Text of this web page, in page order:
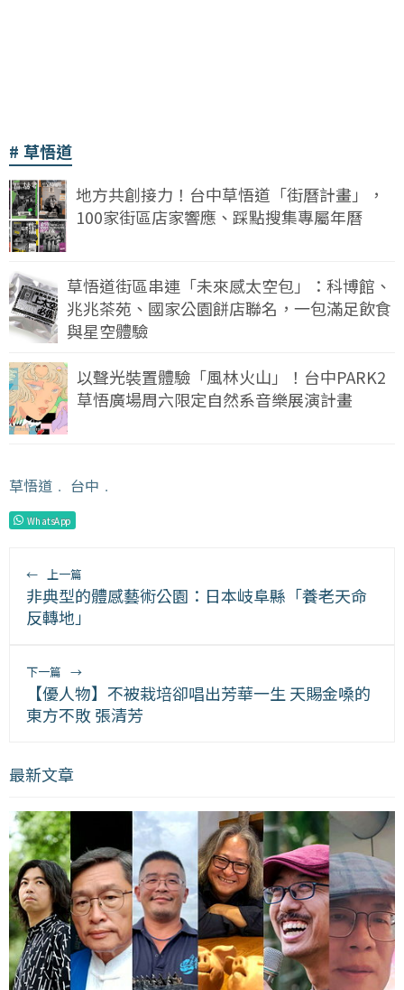
草悟道
地方共創接力！台中草悟道「街曆計畫」，
100家街區店家響應、踩點搜集專屬年曆
草悟道街區串連「未來感太空包」：科博館、
兆兆茶苑、國家公園餅店聯名，一包滿足飲食
與星空體驗
以聲光裝置體驗「風林火山」！台中PARK2
草悟廣場周六限定自然系音樂展演計畫
草悟道 ﹒ 台中 ﹒
WhatsApp
← 上一篇
非典型的體感藝術公園：日本岐阜縣「養老天命
反轉地」
下一篇 →
【優人物】不被栽培卻唱出芳華一生 天賜金嗓的
東方不敗 張清芳
最新文章